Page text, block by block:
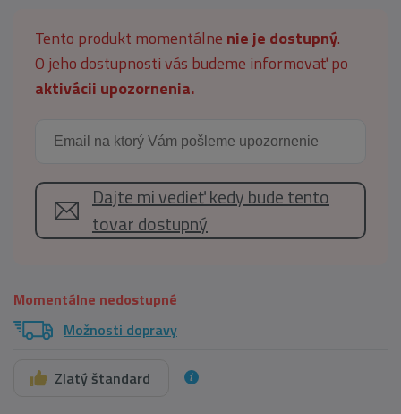
Tento produkt momentálne nie je dostupný.
O jeho dostupnosti vás budeme informovať po
aktivácii upozornenia.
Dajte mi vedieť kedy bude tento
tovar dostupný
Momentálne nedostupné
Možnosti dopravy
Zlatý štandard